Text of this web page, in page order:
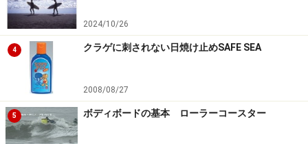
2024/10/26
4 クラゲに刺されない日焼け止めSAFE SEA
2008/08/27
5 ボディボードの基本 ローラーコースター